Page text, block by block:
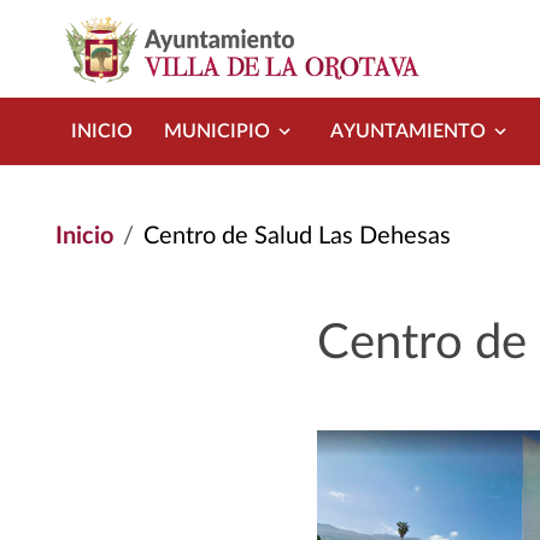
INICIO MUNICIPIO AYUNTAMIENTO
Inicio Centro de Salud Las Dehesas
Centro de